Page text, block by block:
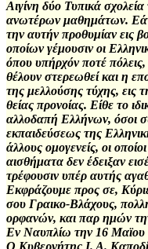
Αιγίνη δύο Τυπικά
ανωτέρων μαθημάτων. Εάν
την αυτήν προθυμίαν εις
οποίων γέμουσιν οι
όπου υπήρχόν ποτέ
θέλουν στερεωθεί και η
της μελλούσης τύχης, εις
θείας προνοίας. Είθε το
αλλοδαπή Ελλήνων, όσοι
εκπαιδεύσεως της
άλλους ομογενείς, οι
αισθήματα δεν έδειξαν
τρέφουσιν υπέρ αυτής
Εκφράζουμε προς σε,
σου Γραικο-Βλάχους,
ορφανών, και παρ ημών
Εν Ναυπλίω την 16 Mαϊου
Ο Κυβερνήτης Ι. Α.